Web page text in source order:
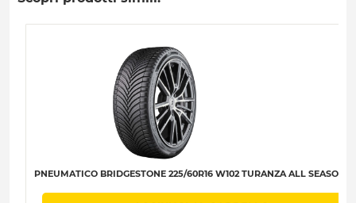
PNEUMATICO BRIDGESTONE 225/60R16 W102 TURANZA ALL SEASON 6